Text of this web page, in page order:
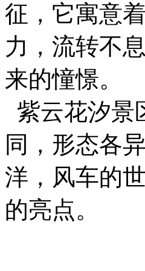
征，它寓意
力，流转不
来的憧憬。
紫云花汐景
同，形态各
洋，风车的
的亮点。